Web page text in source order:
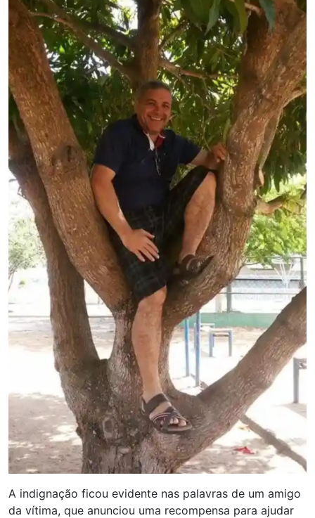
A indignação ficou evidente nas palavras de um amigo
da vítima, que anunciou uma recompensa para ajudar